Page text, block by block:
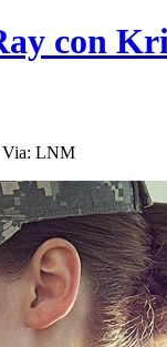
con
Via: LNM